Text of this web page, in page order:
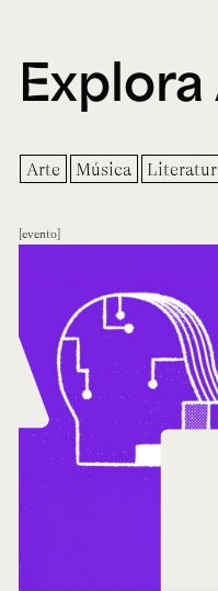
Arte Música
evento